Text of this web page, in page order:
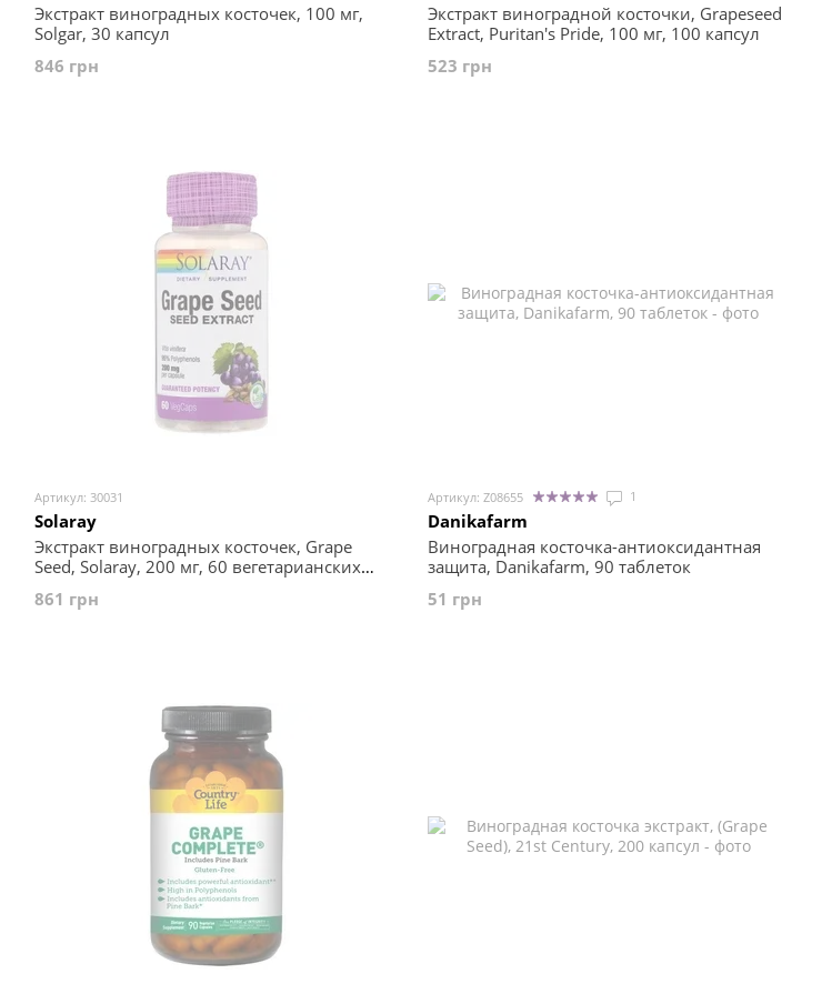
Экстракт виноградных косточек, 100 мг,
Solgar, 30 капсул
846 грн
Экстракт виноградной косточки, Grapeseed
Extract, Puritan's Pride, 100 мг, 100 капсул
523 грн
Артикул: 30031
Solaray
Экстракт виноградных косточек, Grape
Seed, Solaray, 200 мг, 60 вегетарианских
861 грн
Артикул: Z08655 1
Danikafarm
Виноградная косточка-антиоксидантная
защита, Danikafarm, 90 таблеток
51 грн